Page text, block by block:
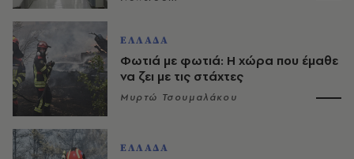
ΕΛΛΑΔΑ
Φωτιά με φωτιά: Η χώρα που έμαθε
να ζει με τις στάχτες
Μυρτώ Τσουμαλάκου
ΕΛΛΑΔΑ